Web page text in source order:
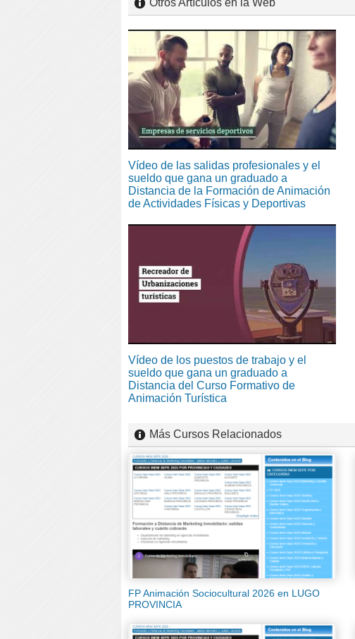
Vídeo de las salidas profesionales y el
sueldo que gana un graduado a
Distancia de la Formación de Animación
de Actividades Físicas y Deportivas
Vídeo de los puestos de trabajo y el
sueldo que gana un graduado a
Distancia del Curso Formativo de
Animación Turística
Más Cursos Relacionados
FP Animación Sociocultural 2026 en LUGO
PROVINCIA